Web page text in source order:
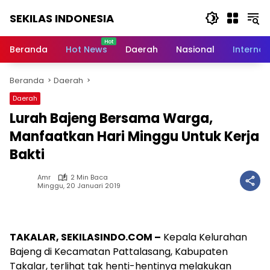
SEKILAS INDONESIA
Terkini,
Latest
World,
Headlines,
News
Today
Beranda Hot News Daerah Nasional
Beranda Daerah
Daerah
Lurah Bajeng Bersama Warga,
Manfaatkan Hari Minggu Untuk Kerja
Bakti
Amr
2 Min Baca
Minggu, 20 Januari 2019
TAKALAR, SEKILASINDO.COM – Kepala Kelurahan
Bajeng di Kecamatan Pattalasang, Kabupaten
Takalar, terlihat tak henti-hentinya melakukan